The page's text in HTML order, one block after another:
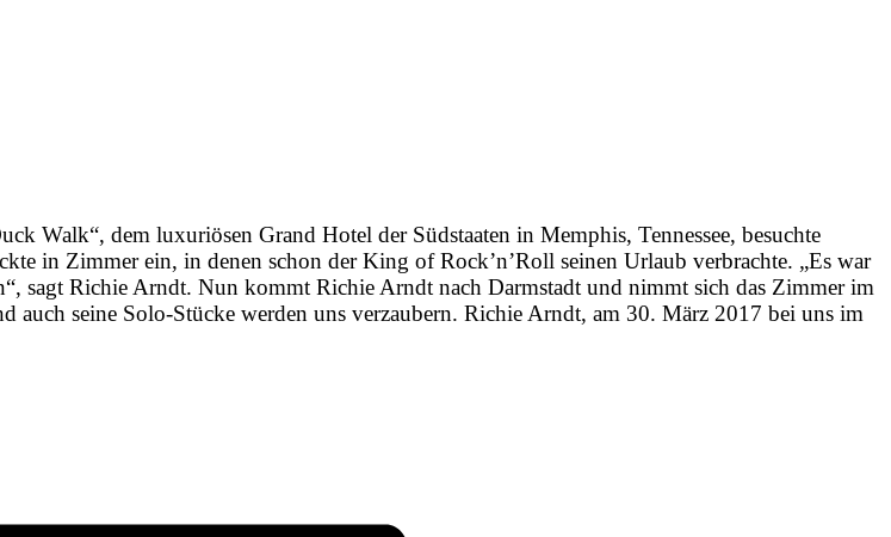
Walk“, dem luxuriösen Grand Hotel der Südstaaten in Memphis, Tennessee, besuchte
in Zimmer ein, in denen schon der King of Rock’n’Roll seinen Urlaub verbrachte. „Es war
sagt Richie Arndt. Nun kommt Richie Arndt nach Darmstadt und nimmt sich das Zimmer im
auch seine Solo-Stücke werden uns verzaubern. Richie Arndt, am 30. März 2017 bei uns im